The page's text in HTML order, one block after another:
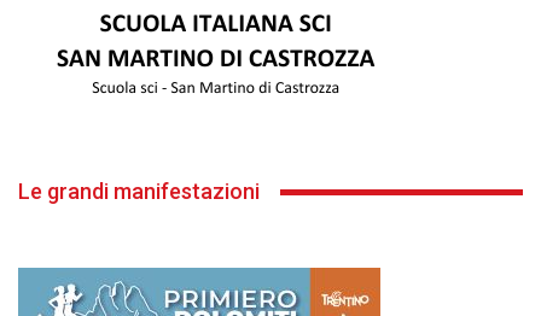
Le grandi manifestazioni